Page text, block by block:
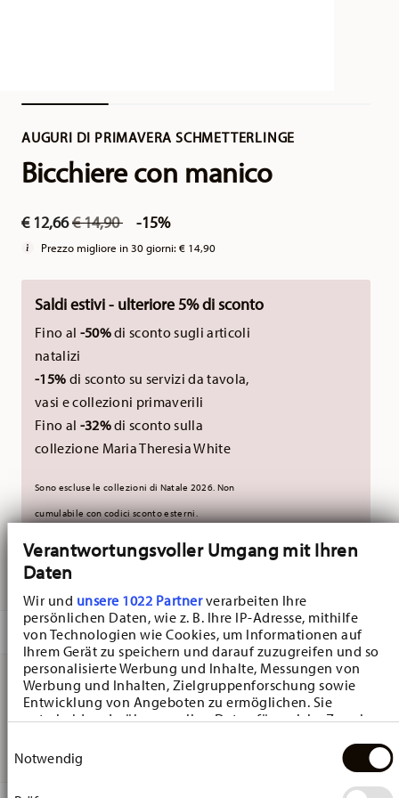
Verantwortungsvoller Umgang mit Ihren
Daten
Wir und unsere 1022 Partnerverarbeiten Ihre
persönlichen Daten, wie z. B. Ihre IP-Adresse, mithilfe
von Technologien wie Cookies, um Informationen auf
Ihrem Gerät zu speichern und darauf zuzugreifen und so
personalisierte Werbung und Inhalte, Messungen von
Werbung und Inhalten, Zielgruppenforschung sowie
Entwicklung von Angeboten zu ermöglichen. Sie
entscheiden darüber, wer Ihre Daten für welche Zwecke
Cookie-Erklärung oder durch Klicken auf das Privacy
Trigger Symbol ändern oder widerrufen
Notwendig
AUGURI DI PRIMAVERA SCHMETTERLINGE
Bicchiere con manico
€ 12,66Price reduced from
€ 14,90to -15%
Prezzo migliore in 30 giorni:€ 14,90
Saldi estivi - ulteriore 5% di sconto
Fino al -50%di sconto sugli articoli
natalizi
-15% di sconto su servizi da tavola,
vasi e collezioni primaverili
Fino al -32%di sconto sulla
collezione Maria Theresia White
Sono escluse le collezioni di Natale 2026. Non
cumulabile con codici sconto esterni.
CONSEGNATO IN 5-7 GIORNI LAVORATIVI
DESCRIZIONE
Hutschenreuther Frühlingsgrüsse Schmetterlinge Mug -